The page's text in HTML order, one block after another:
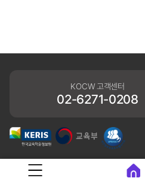
KOCW 고객센터
02-6271-0208
개인정보처리방침